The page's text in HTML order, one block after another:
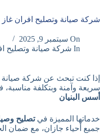
شركة صيانة وتصليح افران غاز
On سبتمبر 9, 2025
In شركة صيانة وتصليح
إذا كنت تبحث عن شركة صيانة
سريعة وآمنة وبتكلفة
أسس البنيان
خدماتها المميزة فيتصليح
جميع أحياء جازان، مع ضمان